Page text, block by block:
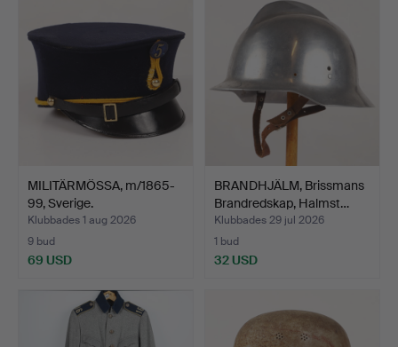
MILITÄRMÖSSA, m/1865-
99, Sverige.
Klubbades 1 aug 2026
9 bud
69 USD
BRANDHJÄLM, Brissmans
Brandredskap, Halmst…
Klubbades 29 jul 2026
1 bud
32 USD